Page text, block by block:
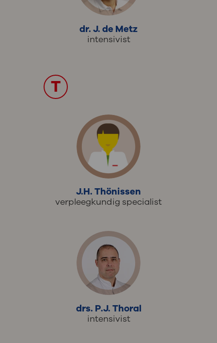
dr. J. de Metz
intensivist
T
J.H. Thönissen
verpleegkundig specialist
drs. P.J. Thoral
intensivist